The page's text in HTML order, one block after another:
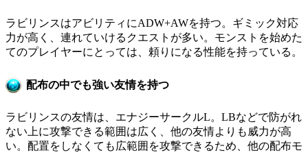
ラビリンスはアビリティにADW+AWを持つ。ギミック対応
力が高く、連れていけるクエストが多い。モンストを始めた
てのプレイヤーにとっては、頼りになる性能を持っている。
配布の中でも強い友情を持つ
ラビリンスの友情は、エナジーサークルL。LBなどで防がれ
ない上に攻撃できる範囲は広く、他の友情よりも威力が高
い。配置をしなくても広範囲を攻撃できるため、他の配布モ